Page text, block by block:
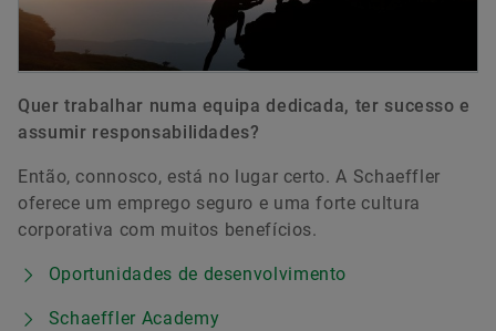
Quer trabalhar numa equipa dedicada, ter sucesso e
assumir responsabilidades?
Então, connosco, está no lugar certo. A Schaeffler
oferece um emprego seguro e uma forte cultura
corporativa com muitos benefícios.
Oportunidades de desenvolvimento
Schaeffler Academy